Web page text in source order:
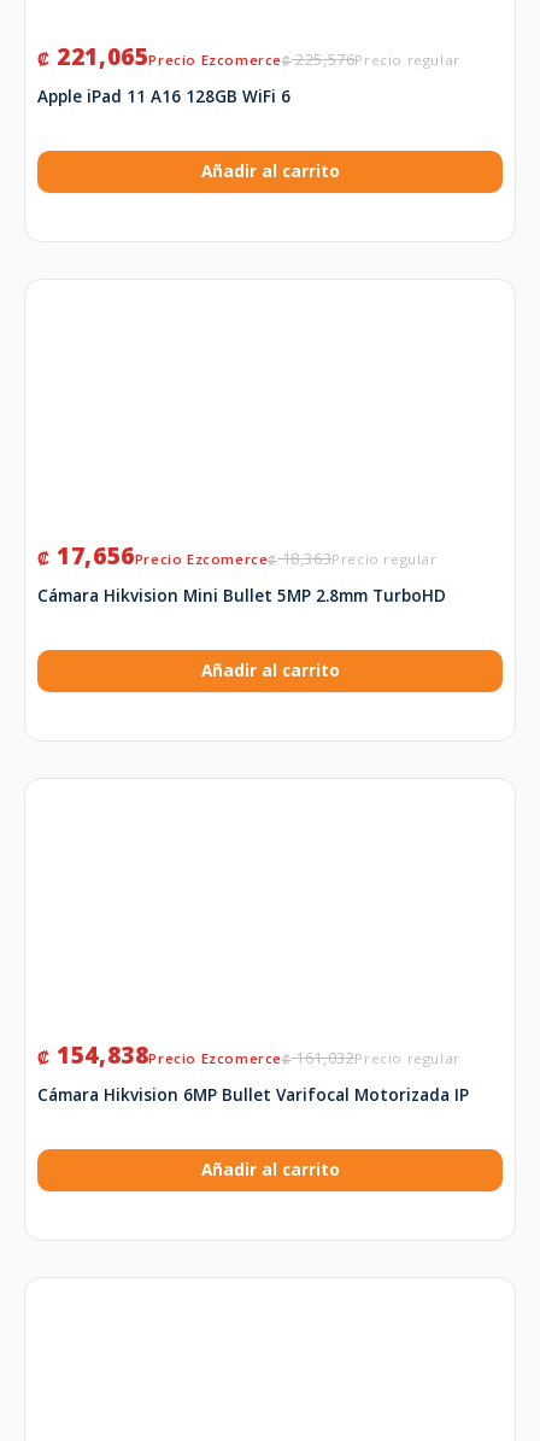
₡225,576
₡ 221,065
Apple iPad 11 A16 128GB WiFi 6
Añadir al carrito
₡18,363
₡ 17,656
Cámara Hikvision Mini Bullet 5MP 2.8mm TurboHD
Añadir al carrito
₡161,032
₡ 154,838
Cámara Hikvision 6MP Bullet Varifocal Motorizada IP
Añadir al carrito